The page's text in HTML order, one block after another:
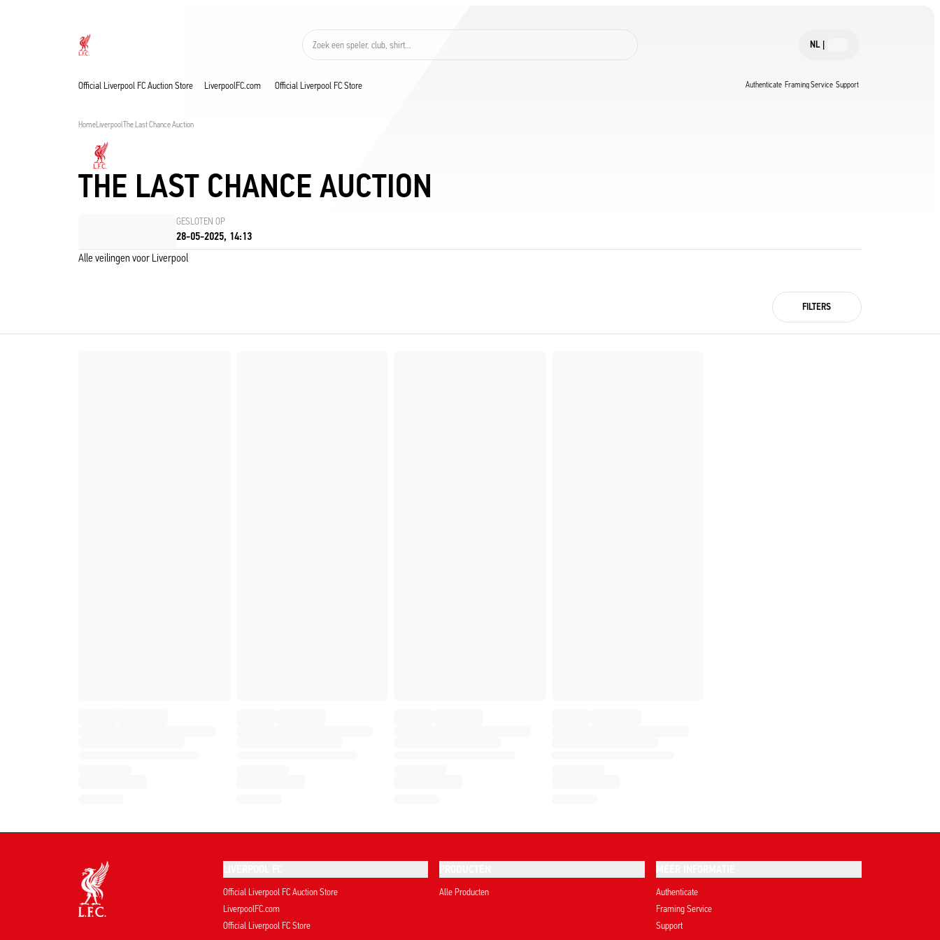
Zoek een speler, club, shirt... NL |
Official Liverpool FC Auction Store LiverpoolFC.com Official Liverpool FC Store Authenticate Framing Service Support
HomeLiverpoolThe Last Chance Auction
THE LAST CHANCE AUCTION
GESLOTEN OP
28-05-2025, 14:13
Alle veilingen voor Liverpool
FILTERS
Official Liverpool FC Auction Store
LiverpoolFC.com
Official Liverpool FC Store
Alle Producten
Authenticate
Framing Service
Support